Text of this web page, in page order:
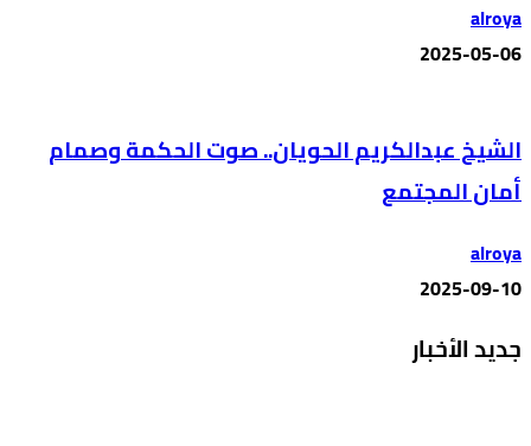
alroya
2025-05-06
الشيخ عبدالكريم الحويان.. صوت الحكمة وصمام
أمان المجتمع
alroya
2025-09-10
جديد الأخبار